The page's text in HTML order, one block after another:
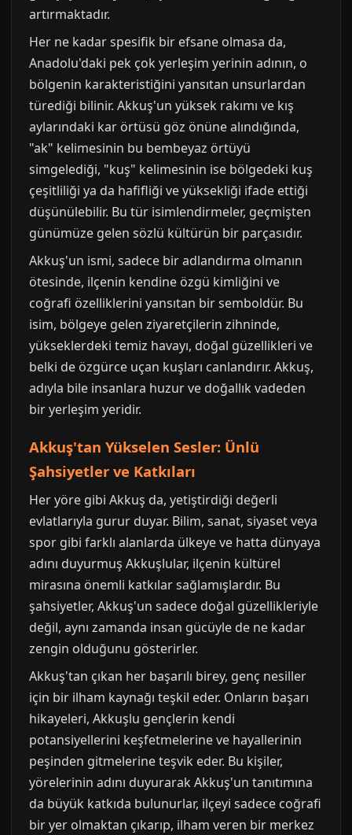
artırmaktadır.
Her ne kadar spesifik bir efsane olmasa da,
Anadolu'daki pek çok yerleşim yerinin adının, o
bölgenin karakteristiğini yansıtan unsurlardan
türediği bilinir. Akkuş'un yüksek rakımı ve kış
aylarındaki kar örtüsü göz önüne alındığında,
"ak" kelimesinin bu bembeyaz örtüyü
simgelediği, "kuş" kelimesinin ise bölgedeki kuş
çeşitliliği ya da hafifliği ve yüksekliği ifade ettiği
düşünülebilir. Bu tür isimlendirmeler, geçmişten
günümüze gelen sözlü kültürün bir parçasıdır.
Akkuş'un ismi, sadece bir adlandırma olmanın
ötesinde, ilçenin kendine özgü kimliğini ve
coğrafi özelliklerini yansıtan bir semboldür. Bu
isim, bölgeye gelen ziyaretçilerin zihninde,
yükseklerdeki temiz havayı, doğal güzellikleri ve
belki de özgürce uçan kuşları canlandırır. Akkuş,
adıyla bile insanlara huzur ve doğallık vadeden
bir yerleşim yeridir.
Akkuş'tan Yükselen Sesler: Ünlü
Şahsiyetler ve Katkıları
Her yöre gibi Akkuş da, yetiştirdiği değerli
evlatlarıyla gurur duyar. Bilim, sanat, siyaset veya
spor gibi farklı alanlarda ülkeye ve hatta dünyaya
adını duyurmuş Akkuşlular, ilçenin kültürel
mirasına önemli katkılar sağlamışlardır. Bu
şahsiyetler, Akkuş'un sadece doğal güzellikleriyle
değil, aynı zamanda insan gücüyle de ne kadar
zengin olduğunu gösterirler.
Akkuş'tan çıkan her başarılı birey, genç nesiller
için bir ilham kaynağı teşkil eder. Onların başarı
hikayeleri, Akkuşlu gençlerin kendi
potansiyellerini keşfetmelerine ve hayallerinin
peşinden gitmelerine teşvik eder. Bu kişiler,
yörelerinin adını duyurarak Akkuş'un tanıtımına
da büyük katkıda bulunurlar, ilçeyi sadece coğrafi
bir yer olmaktan çıkarıp, ilham veren bir merkez